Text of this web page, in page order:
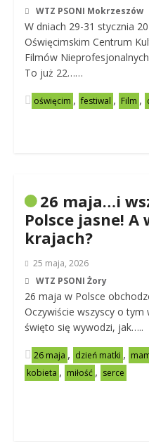
WTZ PSONI Mokrzeszów
W dniach 29-31 stycznia
Oświęcimskim Centrum
Filmów Nieprofesjonalnych
To już 22……
oświęcim , festiwal , Film ,
26 maja…i
Polsce jasne! A
krajach?
25 maja, 2026
WTZ PSONI Żory
26 maja w Polsce
Oczywiście wszyscy o tym
święto się wywodzi, jak…..
26 maja , dzień matki ,
kobieta , miłość , serce